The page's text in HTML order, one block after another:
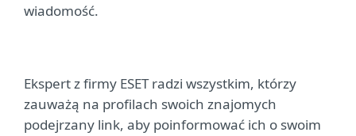
wiadomość.
Ekspert z firmy ESET radzi wszystkim, którzy
zauważą na profilach swoich znajomych
podejrzany link, aby poinformować ich o swoim